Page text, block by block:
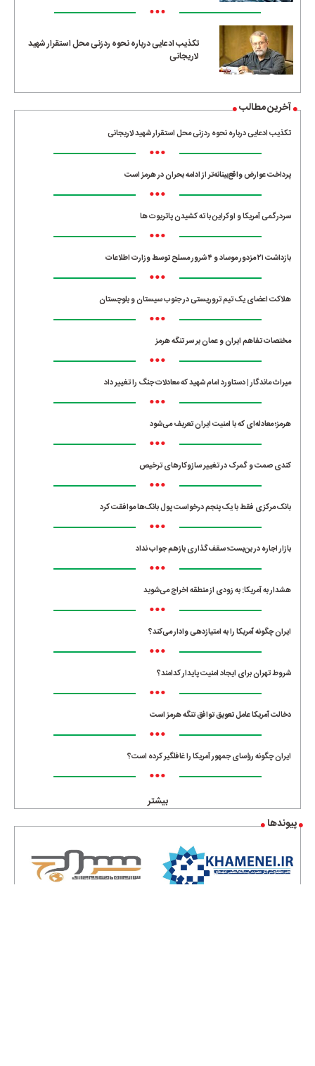
•••
تکذیب ادعایی درباره نحوه ردزنی محل استقرار شهید
لاریجانی
آخرین مطالب
تکذیب ادعایی درباره نحوه ردزنی محل استقرار شهید لاریجانی
•••
پرداخت عوارض واقع‌بینانه‌تر از ادامه بحران در هرمز است
•••
سردرگمی آمریکا و اوکراین با ته کشیدن پاتریوت ها
•••
بازداشت ۲۱ مزدور موساد و ۴ شرور مسلح توسط وزارت اطلاعات
•••
هلاکت اعضای یک تیم تروریستی در جنوب سیستان و بلوچستان
•••
مختصات تفاهم ایران و عمان بر سر تنگه هرمز
•••
میراث ماندگار | دستاورد امام شهید که معادلات جنگ را تغییر داد
•••
هرمز؛ معادله‌ای که با امنیت ایران تعریف می‌شود
•••
کندی صمت و گمرک در تغییر سازوکارهای ترخیص
•••
بانک مرکزی فقط با یک‌ پنجم درخواست پول بانک‌ها موافقت کرد
•••
بازار اجاره در بن‌بست؛ سقف‌گذاری بازهم جواب نداد
•••
هشدار به آمریکا: به زودی از منطقه اخراج می‌شوید
•••
ایران چگونه آمریکا را به امتیازدهی وادار می‌کند؟
•••
شروط تهران برای ایجاد امنیت پایدار کدامند؟
•••
دخالت آمریکا عامل تعویق توافق تنگه هرمز است
•••
ایران چگونه رؤسای جمهور آمریکا را غافلگیر کرده است؟
•••
بیشتر
پیوندها